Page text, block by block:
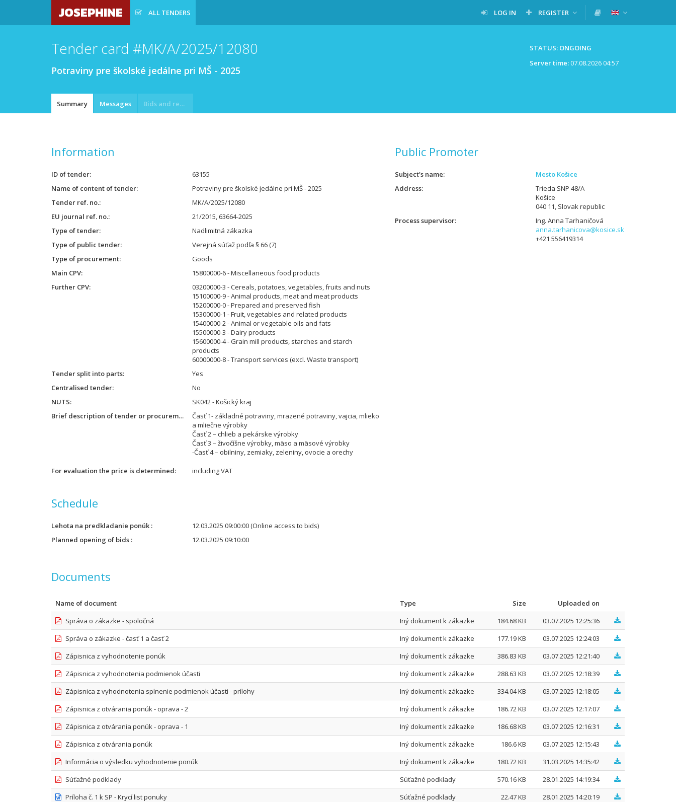
JOSEPHINE ALL TENDERS LOG IN REGISTER
STATUS: ONGOING
Server time:07.08.2026 04:57
Tender card #MK/A/2025/12080
Potraviny pre školské jedálne pri MŠ - 2025
Summary Messages Bids and requests
Information
ID of tender
63155
Name of content of tender
Potraviny pre školské jedálne pri MŠ - 2025
Tender ref. no.
MK/A/2025/12080
EU journal ref. no.
21/2015, 63664-2025
Type of tender
Nadlimitná zákazka
Type of public tender
Verejná súťaž podľa § 66 (7)
Type of procurement
Goods
Main CPV
15800000-6 - Miscellaneous food products
Further CPV
03200000-3 - Cereals, potatoes, vegetables, fruits and nuts
15100000-9 - Animal products, meat and meat products
15200000-0 - Prepared and preserved fish
15300000-1 - Fruit, vegetables and related products
15400000-2 - Animal or vegetable oils and fats
15500000-3 - Dairy products
15600000-4 - Grain mill products, starches and starch
products
60000000-8 - Transport services (excl. Waste transport)
Tender split into parts
Yes
Centralised tender
No
NUTS
SK042 - Košický kraj
Brief description of tender or procurement
Časť 1- základné potraviny, mrazené potraviny, vajcia, mlieko
a mliečne výrobky
Časť 2 – chlieb a pekárske výrobky
Časť 3 – živočíšne výrobky, mäso a mäsové výrobky
-Časť 4 – obilniny, zemiaky, zeleniny, ovocie a orechy
For evaluation the price is determined including VAT
Schedule
Lehota na predkladanie ponúk 12.03.2025 09:00:00(Online access to bids)
Planned opening of bids
12.03.2025 09:10:00
Public Promoter
Subject's name
Mesto Košice
Address
Trieda SNP 48/A
Košice
040 11, Slovak republic
Process supervisor
Ing. Anna Tarhaničová
anna.tarhanicova@kosice.sk
+421 556419314
Documents
Name of document Type Size
Uploaded on
Správa o zákazke - spoločná
Iný dokument k zákazke 184.68 KB
03.07.2025 12:25:36
Správa o zákazke - časť 1 a časť 2
Iný dokument k zákazke 177.19 KB
03.07.2025 12:24:03
Zápisnica z vyhodnotenie ponúk
Iný dokument k zákazke 386.83 KB
03.07.2025 12:21:40
Zápisnica z vyhodnotenia podmienok účasti
Iný dokument k zákazke 288.63 KB
03.07.2025 12:18:39
Zápisnica z vyhodnotenia splnenie podmienok účasti - prílohy
Iný dokument k zákazke 334.04 KB
03.07.2025 12:18:05
Zápisnica z otvárania ponúk - oprava - 2
Iný dokument k zákazke 186.72 KB
03.07.2025 12:17:07
Zápisnica z otvárania ponúk - oprava - 1
Iný dokument k zákazke 186.68 KB
03.07.2025 12:16:31
Zápisnica z otvárania ponúk
Iný dokument k zákazke 186.6 KB
03.07.2025 12:15:43
Informácia o výsledku vyhodnotenie ponúk
Iný dokument k zákazke 180.72 KB
31.03.2025 14:35:42
Súťažné podklady
Súťažné podklady 570.16 KB
28.01.2025 14:19:34
Príloha č. 1 k SP - Krycí list ponuky
Súťažné podklady 22.47 KB
28.01.2025 14:20:19